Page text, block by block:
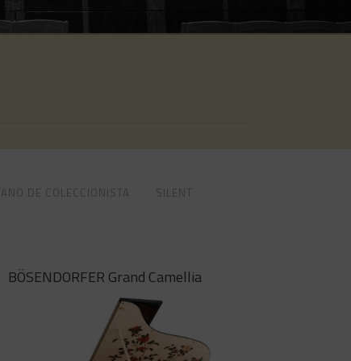
BOSTON
PLEYEL
DE COLECCIONISTA
SILENT
BÖSENDORFER Grand Camellia